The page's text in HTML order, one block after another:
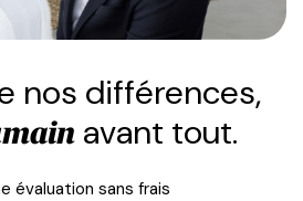
nos différences,
avant tout.
évaluation sans frais